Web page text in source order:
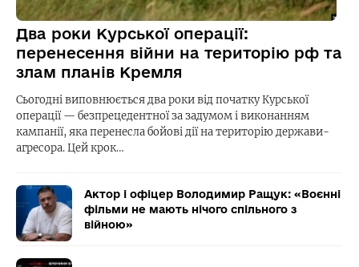
Два роки Курської операції:
перенесення війни на територію рф та
злам планів Кремля
Сьогодні виповнюється два роки від початку Курської
операції — безпрецедентної за задумом і виконанням
кампанії, яка перенесла бойові дії на територію держави-
агресора. Цей крок…
Актор і офіцер Володимир Ращук: «Воєнні
фільми не мають нічого спільного з
війною»